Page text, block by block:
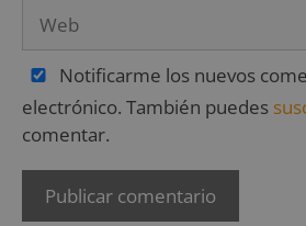
Notificarme los nuevos
electrónico. También puedes
comentar.